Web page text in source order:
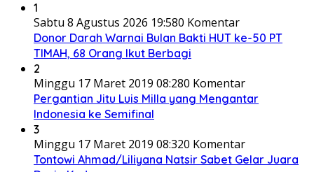
1
Sabtu 8 Agustus 2026 19:580 Komentar
Donor Darah Warnai Bulan Bakti HUT ke-50 PT
TIMAH, 68 Orang Ikut Berbagi
2
Minggu 17 Maret 2019 08:280 Komentar
Pergantian Jitu Luis Milla yang Mengantar
Indonesia ke Semifinal
3
Minggu 17 Maret 2019 08:320 Komentar
Tontowi Ahmad/Liliyana Natsir Sabet Gelar Juara